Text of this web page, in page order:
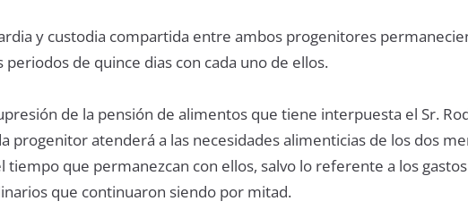
y custodia compartida entre ambos progenitores
periodos de quince dias con cada uno de ellos.
de la pensión de alimentos que tiene interpuesta el Sr.
progenitor atenderá a las necesidades alimenticias de los dos
tiempo que permanezcan con ellos, salvo lo referente a los gastos
que continuaron siendo por mitad.